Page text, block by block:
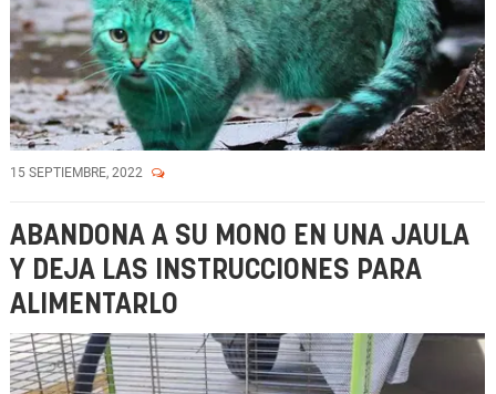
15 SEPTIEMBRE, 2022
ABANDONA A SU MONO EN UNA JAULA
Y DEJA LAS INSTRUCCIONES PARA
ALIMENTARLO